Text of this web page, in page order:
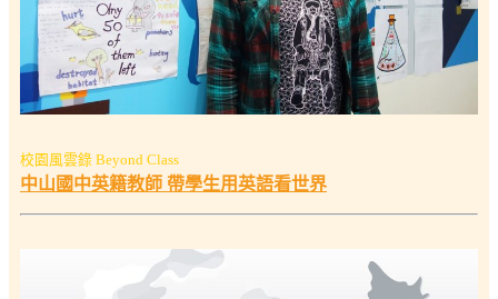
校園風雲錄 Beyond Class
中山國中英籍教師 帶學生用英語看世界